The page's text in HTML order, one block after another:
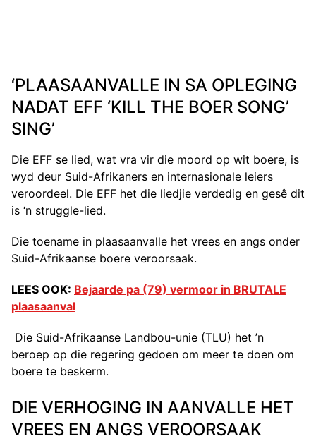
‘PLAASAANVALLE IN SA OPLEGING
NADAT EFF ‘KILL THE BOER SONG’
SING’
Die EFF se lied, wat vra vir die moord op wit boere, is
wyd deur Suid-Afrikaners en internasionale leiers
veroordeel. Die EFF het die liedjie verdedig en gesê dit
is ‘n struggle-lied.
Die toename in plaasaanvalle het vrees en angs onder
Suid-Afrikaanse boere veroorsaak.
LEES OOK: Bejaarde pa (79) vermoor in BRUTALE
plaasaanval
Die Suid-Afrikaanse Landbou-unie (TLU) het ’n
beroep op die regering gedoen om meer te doen om
boere te beskerm.
DIE VERHOGING IN AANVALLE HET
VREES EN ANGS VEROORSAAK